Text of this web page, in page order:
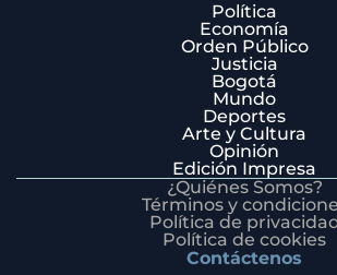
Política
Economía
Orden Público
Justicia
Bogotá
Mundo
Deportes
Arte y Cultura
Opinión
Edición Impresa
¿Quiénes Somos?
Términos y
Política de privacidad
Política de cookies
Contáctenos